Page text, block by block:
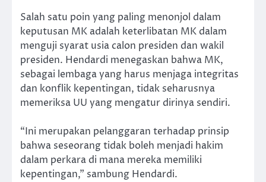
Salah satu poin yang paling menonjol dalam
keputusan MK adalah keterlibatan MK dalam
menguji syarat usia calon presiden dan wakil
presiden. Hendardi menegaskan bahwa MK,
sebagai lembaga yang harus menjaga integritas
dan konflik kepentingan, tidak seharusnya
memeriksa UU yang mengatur dirinya sendiri.
“Ini merupakan pelanggaran terhadap prinsip
bahwa seseorang tidak boleh menjadi hakim
dalam perkara di mana mereka memiliki
kepentingan,” sambung Hendardi.